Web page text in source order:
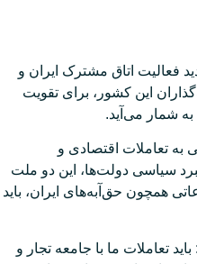
فعالیت اتاق مشترک ایران و
افغانستان، بیان کرد: بهره‌گیری از ظرفیت جامعه مهاجران افغانستانی و خاصه فعالان و سرمایه‎‌گذاران این کشور، برای تقویت
شمار می‌آید.
تعاملات اقتصادی و
سیاسی دولت‌ها، این دو ملت
همچون حق‌آبه‌های ایران، باید
تعاملات ما با جامعه تجار و